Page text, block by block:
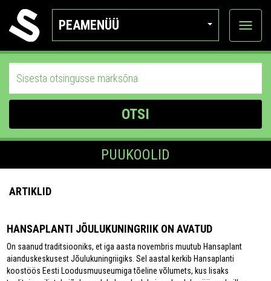
PEAMENÜÜ
Ava
OTSI
PUUKOOLID
ARTIKLID
HANSAPLANTI JÕULUKUNINGRIIK ON AVATUD
On saanud traditsiooniks, et iga aasta novembris muutub Hansaplant
aianduskeskusest Jõulukuningriigiks. Sel aastal kerkib Hansaplanti
koostöös Eesti Loodusmuuseumiga tõeline võlumets, kus lisaks